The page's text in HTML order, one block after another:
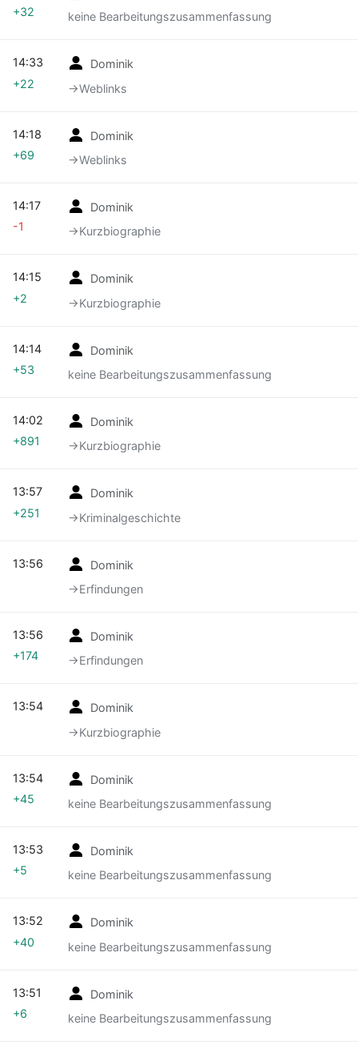
keine Bearbeitungszusammenfassung
+32
Dominik
→‎Weblinks
14:33
+22
Dominik
→‎Weblinks
14:18
+69
Dominik
→‎Kurzbiographie
14:17
-1
Dominik
→‎Kurzbiographie
14:15
+2
Dominik
keine Bearbeitungszusammenfassung
14:14
+53
Dominik
→‎Kurzbiographie
14:02
+891
Dominik
→‎Kriminalgeschichte
13:57
+251
Dominik
→‎Erfindungen
13:56
Dominik
→‎Erfindungen
13:56
+174
Dominik
→‎Kurzbiographie
13:54
Dominik
keine Bearbeitungszusammenfassung
13:54
+45
Dominik
keine Bearbeitungszusammenfassung
13:53
+5
Dominik
keine Bearbeitungszusammenfassung
13:52
+40
Dominik
keine Bearbeitungszusammenfassung
13:51
+6